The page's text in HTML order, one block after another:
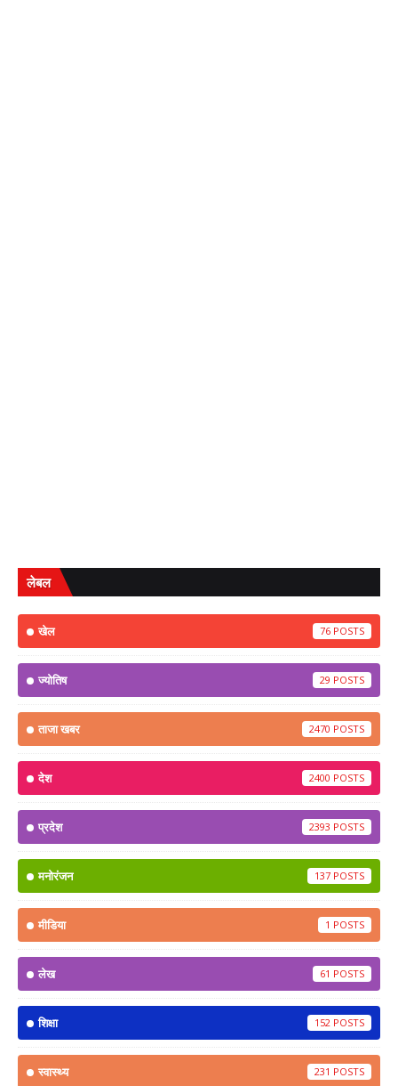
लेबल
खेल 76
ज्योतिष 29
ताजा खबर 2470
देश 2400
प्रदेश 2393
मनोरंजन 137
मीडिया 1
लेख 61
शिक्षा 152
स्वास्थ्य 231